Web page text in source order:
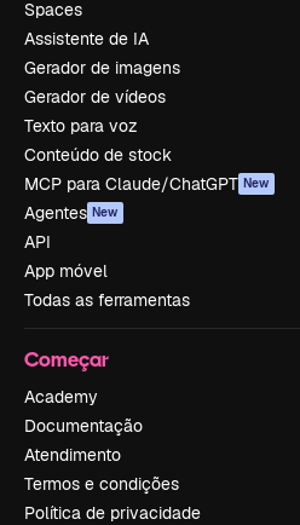
Spaces
Assistente de IA
Gerador de imagens
Gerador de vídeos
Texto para voz
Conteúdo de stock
MCP para Claude/ChatGPT New
Agentes New
API
App móvel
Todas as ferramentas
Começar
Academy
Documentação
Atendimento
Termos e condições
Política de privacidade